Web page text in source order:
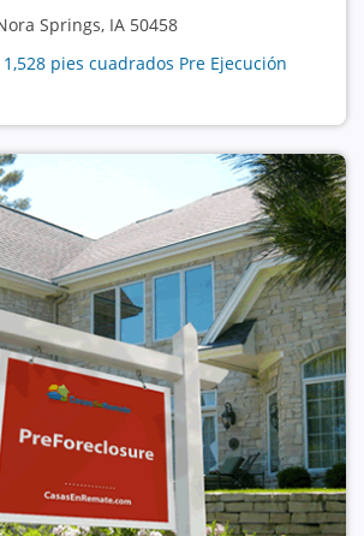
Springs, IA 50458
pies cuadrados Pre Ejecución